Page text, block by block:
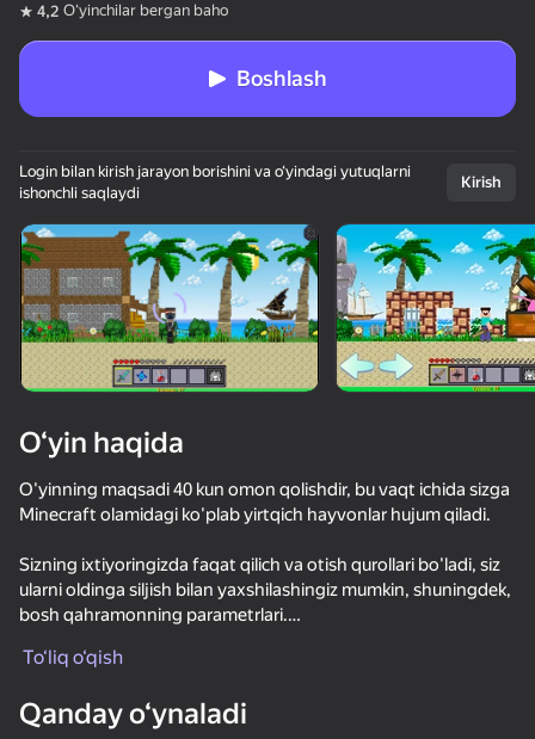
Qurilmani aylantiring
O‘yinlar faqat gorizontal
oriyentatsiyasida ishlaydi
Stick Archers Battle
4,2 Oʻyinchilar bergan baho
Boshlash
Login bilan kirish jarayon borishini va o‘yindagi yutuqlarni
ishonchli saqlaydi
Kirish
O‘yin haqida
O'yinning maqsadi 40 kun omon qolishdir, bu vaqt ichida sizga
Minecraft olamidagi ko'plab yirtqich hayvonlar hujum qiladi.
Sizning ixtiyoringizda faqat qilich va otish qurollari bo'ladi, siz
ularni oldinga siljish bilan yaxshilashingiz mumkin, shuningdek,
bosh qahramonning parametrlari.
Odatiy yirtqich hayvonlardan tashqari, siz hujumni
To‘liq o‘qish
Qanday o‘ynaladi